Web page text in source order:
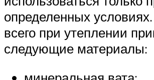
определенных
всего при утеплении
следующие материалы: